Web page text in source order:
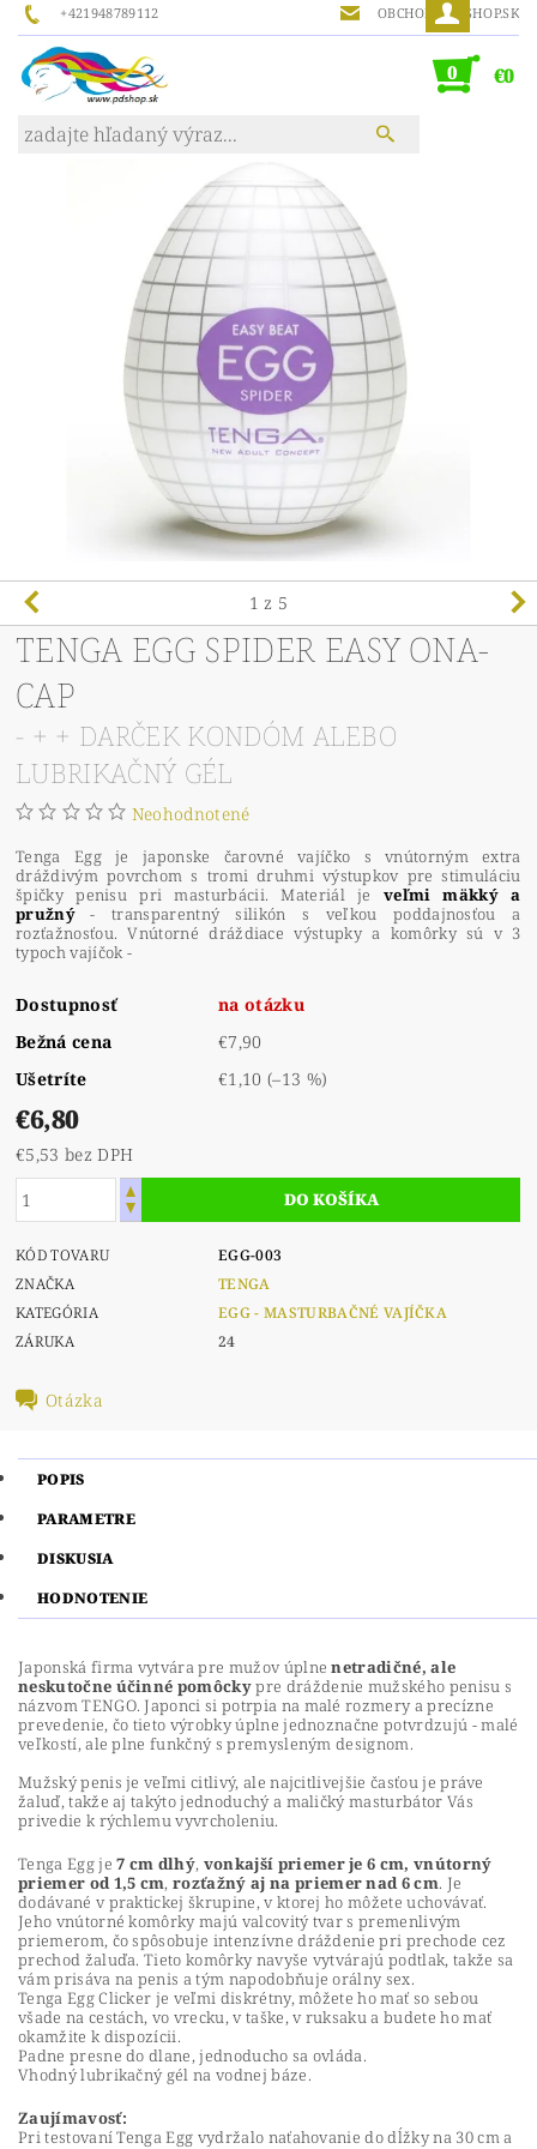
+421948789112 OBCHOD@PDSHOP.SK
0 €0
1 z 5
TENGA EGG SPIDER EASY ONA-
CAP
- + + DARČEK KONDÓM ALEBO
LUBRIKAČNÝ GÉL
Neohodnotené
Tenga Egg je japonske čarovné vajíčko s vnútorným extra
dráždivým povrchom s tromi druhmi výstupkov pre stimuláciu
špičky penisu pri masturbácii. Materiál je veľmi mäkký a
pružný
- transparentný silikón s veľkou poddajnosťou a
rozťažnosťou. Vnútorné dráždiace výstupky a komôrky sú v 3
typoch vajíčok -
Dostupnosť
na otázku
Bežná cena
€7,90
Ušetríte
€1,10(–13 %)
€6,80
€5,53 bez DPH
KÓD TOVARU
EGG-003
ZNAČKA
TENGA
KATEGÓRIA
EGG - MASTURBAČNÉ VAJÍČKA
ZÁRUKA
24
Otázka
POPIS
PARAMETRE
DISKUSIA
HODNOTENIE
Japonská firma vytvára pre mužov úplnenetradičné, ale
neskutočne účinné pomôckypre dráždenie mužského penisu s
názvom TENGO. Japonci si potrpia na malé rozmery a precízne
prevedenie, čo tieto výrobky úplne jednoznačne potvrdzujú - malé
veľkostí, ale plne funkčný s premysleným designom.
Mužský penis je veľmi citlivý, ale najcitlivejšie časťou je práve
žaluď, takže aj takýto jednoduchý a maličký masturbátor Vás
privedie k rýchlemu vyvrcholeniu.
Tenga Egg je7 cm dlhý, vonkajší priemer je 6 cm, vnútorný
priemer od 1,5 cm, rozťažný aj na priemer nad 6 cm. Je
dodávané v praktickej škrupine, v ktorej ho môžete uchovávať.
Jeho vnútorné komôrky majú valcovitý tvar s premenlivým
priemerom, čo spôsobuje intenzívne dráždenie pri prechode cez
prechod žaluďa. Tieto komôrky navyše vytvárajú podtlak, takže sa
vám prisáva na penis a tým napodobňuje orálny sex.
Tenga Egg Clicker je veľmi diskrétny, môžete ho mať so sebou
všade na cestách, vo vrecku, v taške, v ruksaku a budete ho mať
okamžite k dispozícii.
Padne presne do dlane, jednoducho sa ovláda.
Vhodný lubrikačný gél na vodnej báze.
Zaujímavosť:
Pri testovaní Tenga Egg vydržalo naťahovanie do dĺžky na 30 cm a